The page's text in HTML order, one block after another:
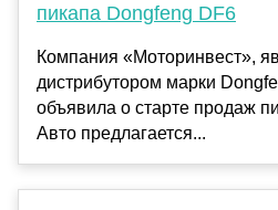
пикапа Dongfeng DF6
Компания «Моторинвест»,
дистрибутором марки
объявила о старте продаж
Авто предлагается...